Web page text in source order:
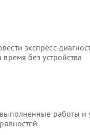
экспресс-
без устройства
работы и